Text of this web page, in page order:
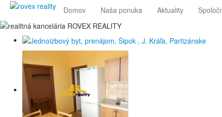
Domov Naša ponuka Aktuality